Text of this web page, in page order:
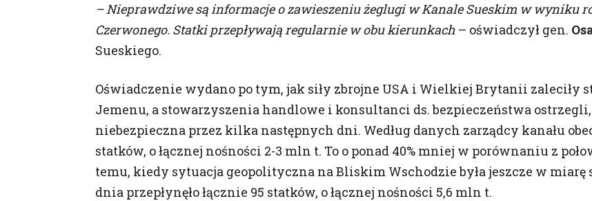
– Nieprawdziwe są informacje o zawieszeniu żeglugi w Kanale Sueskim w wyniku
Czerwonego. Statki przepływają regularnie w obu kierunkach – oświadczył gen.
Sueskiego.
Oświadczenie wydano po tym, jak siły zbrojne USA i Wielkiej Brytanii zaleciły
Jemenu, a stowarzyszenia handlowe i konsultanci ds. bezpieczeństwa
niebezpieczna przez kilka następnych dni. Według danych zarządcy kanału
statków, o łącznej nośności 2-3 mln t. To o ponad 40% mniej w porównaniu z
temu, kiedy sytuacja geopolityczna na Bliskim Wschodzie była jeszcze w miarę
dnia przepłynęło łącznie 95 statków, o łącznej nośności 5,6 mln t.
Informacja o Twoich danych
Drogi użytkowniku,
25 maja 2018 roku weszło w życie Rozporządzenie Parlamentu
dnia 27 kwietnia 2016 r. w sprawie ochrony osób fizycznych w związku z
osobowych i w sprawie swobodnego przepływu takich danych oraz
określane jako „RODO”, „ORODO”, „GDPR” lub „Ogólne Rozporządzenie o
W związku z tym informujemy cię o przetwarzaniu twoich danych oraz
się to odbywało po dniu 25 maja 2018 roku.